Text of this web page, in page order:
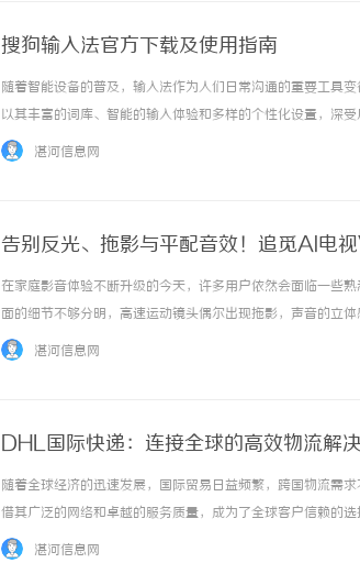
搜狗输入法官方下载及使用指南
随着智能设备的普及，输入法作为人们日常沟通的重要工具
以其丰富的词库、智能的输入体验和多样的个性化设置，深
相关信息及使用建议，帮助用户更好地体验这款优秀的软件
湛河信息网
告别反光、拖影与平配音效！追觅AI
藏在这
在家庭影音体验不断升级的今天，许多用户依然会面临一些
面的细节不够分明，高速运动镜头偶尔出现拖影，声音的立
体验痛点，追觅AI电视V3000应运而生。它通过创新的
湛河信息网
DHL国际快递：连接全球的高效物流解
随着全球经济的迅速发展，国际贸易日益频繁，跨国物流需
借其广泛的网络和卓越的服务质量，成为了全球客户信赖的
其在现代国际物流中的重要作用。首先，DHL国际快递以其
湛河信息网